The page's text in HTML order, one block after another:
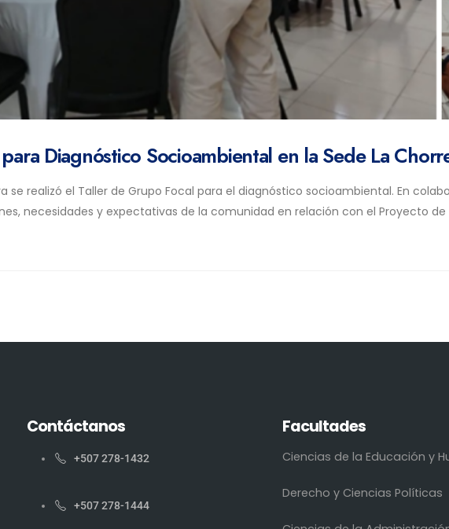
Diagnóstico Socioambiental en la Sede La
se realizó el Taller de Grupo Focal para el diagnóstico socioambiental. En
necesidades y expectativas de la comunidad en relación con el Proyecto
Contáctanos
+507 278-1432
+507 278-1444
Facultades
Ciencias de la Educación y
Derecho y Ciencias Políticas